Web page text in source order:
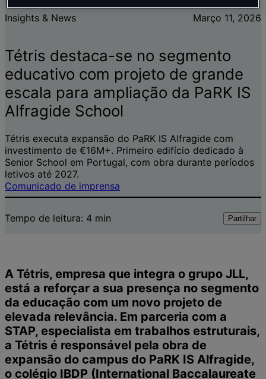
pessoas,
locais,
informações
Insights & News Março 11, 2026
Tétris destaca-se no segmento
educativo com projeto de grande
escala para ampliação da PaRK IS
Alfragide School
Tétris executa expansão do PaRK IS Alfragide com
investimento de €16M+. Primeiro edifício dedicado à
Senior School em Portugal, com obra durante períodos
letivos até 2027.
Comunicado de imprensa
Tempo de leitura: 4 min Partilhar
A Tétris, empresa que integra o grupo JLL,
está a reforçar a sua presença no segmento
da educação com um novo projeto de
elevada relevância. Em parceria com a
STAP, especialista em trabalhos estruturais,
a Tétris é responsável pela obra de
expansão do campus do PaRK IS Alfragide,
o colégio IBDP (International Baccalaureate